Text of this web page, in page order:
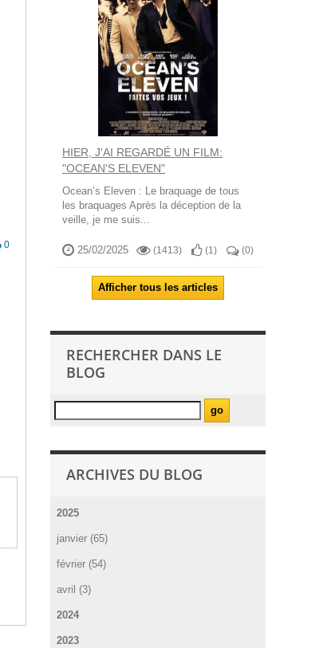
0
HIER, J'AI REGARDÉ UN FILM:
"OCEAN'S ELEVEN"
Ocean’s Eleven : Le braquage de tous
les braquages Après la déception de la
veille, je me suis...
25/02/2025 (1413) (1) (0)
Afficher tous les articles
RECHERCHER DANS LE
BLOG
ARCHIVES DU BLOG
2025
janvier (65)
février (54)
avril (3)
2024
2023